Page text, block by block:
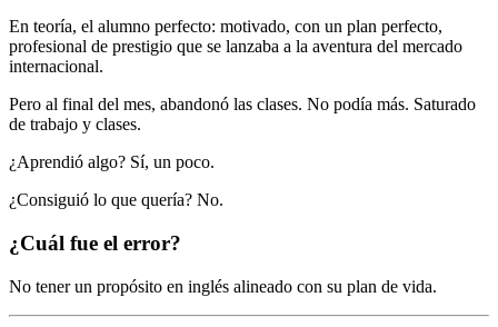
En teoría, el alumno perfecto: motivado, con un plan perfecto,
profesional de prestigio que se lanzaba a la aventura del mercado
internacional.
Pero al final del mes, abandonó las clases. No podía más. Saturado
de trabajo y clases.
¿Aprendió algo? Sí, un poco.
¿Consiguió lo que quería? No.
¿Cuál fue el error?
No tener un propósito en inglés alineado con su plan de vida.